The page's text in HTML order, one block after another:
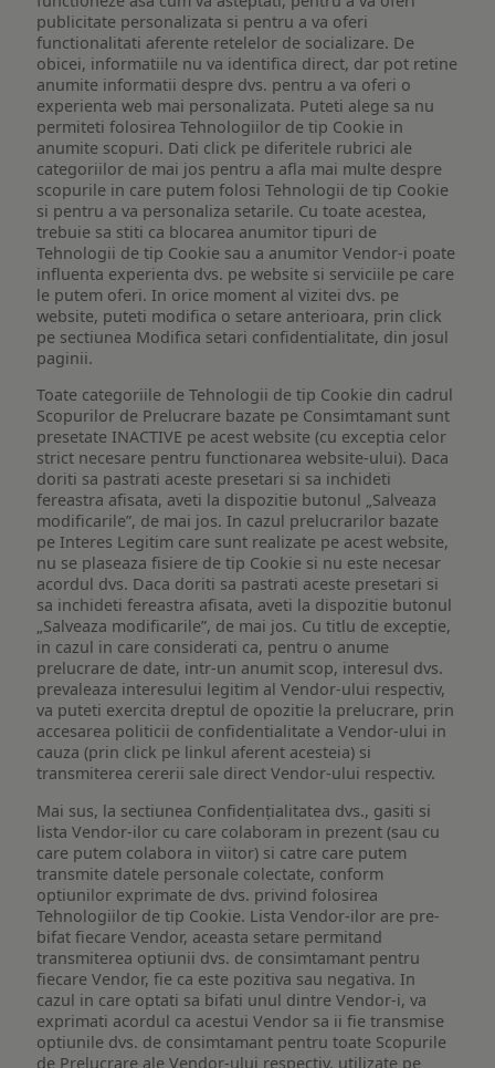
publicitate personalizata si pentru a va oferi
functionalitati aferente retelelor de socializare. De
obicei, informatiile nu va identifica direct, dar pot retine
anumite informatii despre dvs. pentru a va oferi o
experienta web mai personalizata. Puteti alege sa nu
permiteti folosirea Tehnologiilor de tip Cookie in
anumite scopuri. Dati click pe diferitele rubrici ale
categoriilor de mai jos pentru a afla mai multe despre
scopurile in care putem folosi Tehnologii de tip Cookie
si pentru a va personaliza setarile. Cu toate acestea,
trebuie sa stiti ca blocarea anumitor tipuri de
Tehnologii de tip Cookie sau a anumitor Vendor-i poate
influenta experienta dvs. pe website si serviciile pe care
le putem oferi. In orice moment al vizitei dvs. pe
website, puteti modifica o setare anterioara, prin click
pe sectiunea Modifica setari confidentialitate, din josul
paginii.
Toate categoriile de Tehnologii de tip Cookie din cadrul
Scopurilor de Prelucrare bazate pe Consimtamant sunt
presetate INACTIVE pe acest website (cu exceptia celor
strict necesare pentru functionarea website-ului). Daca
doriti sa pastrati aceste presetari si sa inchideti
fereastra afisata, aveti la dispozitie butonul „Salveaza
modificarile”, de mai jos. In cazul prelucrarilor bazate
pe Interes Legitim care sunt realizate pe acest website,
nu se plaseaza fisiere de tip Cookie si nu este necesar
acordul dvs. Daca doriti sa pastrati aceste presetari si
sa inchideti fereastra afisata, aveti la dispozitie butonul
„Salveaza modificarile”, de mai jos. Cu titlu de exceptie,
in cazul in care considerati ca, pentru o anume
prelucrare de date, intr-un anumit scop, interesul dvs.
prevaleaza interesului legitim al Vendor-ului respectiv,
va puteti exercita dreptul de opozitie la prelucrare, prin
accesarea politicii de confidentialitate a Vendor-ului in
cauza (prin click pe linkul aferent acesteia) si
transmiterea cererii sale direct Vendor-ului respectiv.
Mai sus, la sectiunea Confidențialitatea dvs., gasiti si
lista Vendor-ilor cu care colaboram in prezent (sau cu
care putem colabora in viitor) si catre care putem
transmite datele personale colectate, conform
optiunilor exprimate de dvs. privind folosirea
Tehnologiilor de tip Cookie. Lista Vendor-ilor are pre-
bifat fiecare Vendor, aceasta setare permitand
transmiterea optiunii dvs. de consimtamant pentru
fiecare Vendor, fie ca este pozitiva sau negativa. In
cazul in care optati sa bifati unul dintre Vendor-i, va
exprimati acordul ca acestui Vendor sa ii fie transmise
optiunile dvs. de consimtamant pentru toate Scopurile
de Prelucrare ale Vendor-ului respectiv, utilizate pe